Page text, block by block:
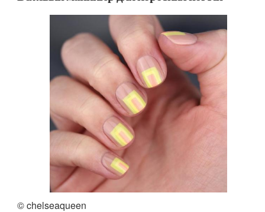
© chelseaqueen